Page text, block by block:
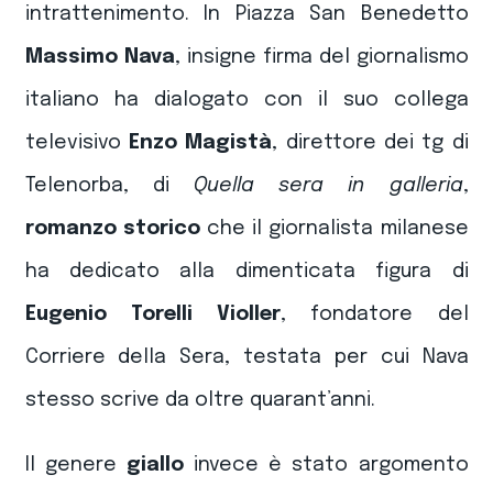
intrattenimento. In Piazza San Benedetto
Massimo Nava, insigne firma del giornalismo
italiano ha dialogato con il suo collega
televisivo Enzo Magistà, direttore dei tg di
Telenorba, di Quella sera in galleria,
romanzo storicoche il giornalista milanese
ha dedicato alla dimenticata figura di
Eugenio Torelli Violler, fondatore del
Corriere della Sera, testata per cui Nava
stesso scrive da oltre quarant’anni.
Il genere gialloinvece è stato argomento